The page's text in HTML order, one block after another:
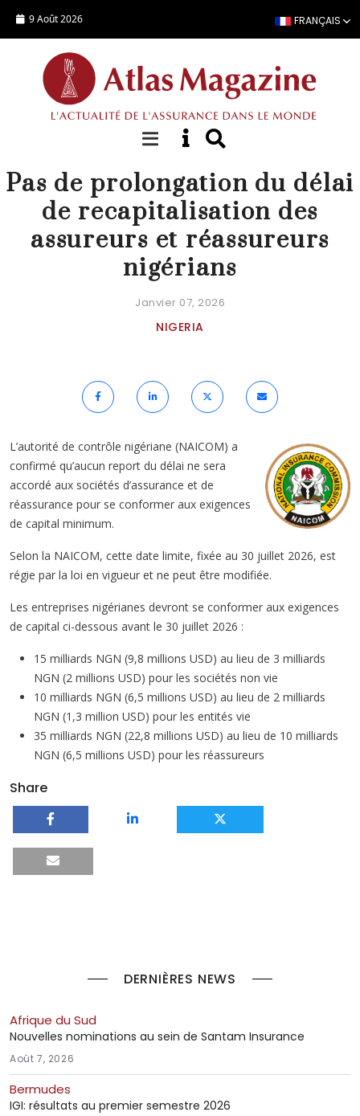
9 Août 2026 FRANÇAIS
ACTUALITÉ
Pas de prolongation du délai
de recapitalisation des
assureurs et réassureurs
nigérians
Janvier 07, 2026
NIGERIA
L’autorité de contrôle nigériane (NAICOM) a
confirmé qu’aucun report du délai ne sera
accordé aux sociétés d’assurance et de
réassurance pour se conformer aux exigences
de capital minimum.
Selon la NAICOM, cette date limite, fixée au 30 juillet 2026, est
régie par la loi en vigueur et ne peut être modifiée.
Les entreprises nigérianes devront se conformer aux exigences
de capital ci-dessous avant le 30 juillet 2026 :
15 milliards NGN (9,8 millions USD) au lieu de 3 milliards
NGN (2 millions USD) pour les sociétés non vie
10 milliards NGN (6,5 millions USD) au lieu de 2 milliards
NGN (1,3 million USD) pour les entités vie
35 milliards NGN (22,8 millions USD) au lieu de 10 milliards
NGN (6,5 millions USD) pour les réassureurs
Share
DERNIÈRES NEWS
Afrique du Sud
Nouvelles nominations au sein de Santam Insurance
Août 7, 2026
Bermudes
IGI: résultats au premier semestre 2026